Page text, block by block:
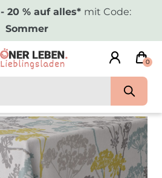
- 20 % auf alles* mit Code:
Sommer
0